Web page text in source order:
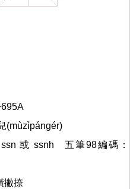
(mùzìpángér)
或 ssnh 五筆98編碼：
撇捺